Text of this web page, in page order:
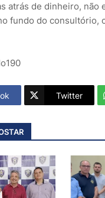
atrás de dinheiro, não
fundo do consultório,
Twitter